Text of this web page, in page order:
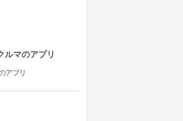
ルマのアプリ
アプリ